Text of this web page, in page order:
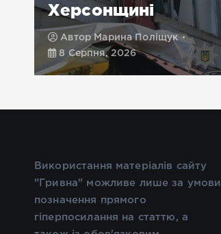
Херсонщині
Автор Марина Поліщук
8 Серпня, 2026
Використання матеріалів сайту
"Гривна" можливе лише за умови
позначення прямого
гіперпосилання на статтю, а